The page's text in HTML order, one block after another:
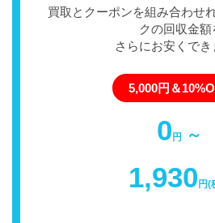
買取とクーポンを組み合わせ
クの回収金額
さらにお安くでき
5,000円＆
0円 ～
1,930円(